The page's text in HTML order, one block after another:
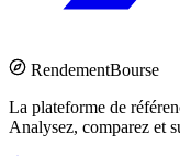
RendementBourse
La plateforme de
Analysez, comparez et